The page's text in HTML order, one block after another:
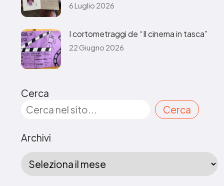
6 Luglio 2026
I cortometraggi de “Il cinema in tasca”
22 Giugno 2026
Cerca
Cerca
Archivi